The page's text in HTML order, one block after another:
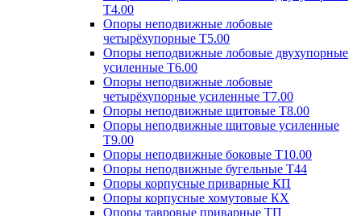
Т4.00
Опоры неподвижные лобовые
четырёхупорные Т5.00
Опоры неподвижные лобовые двухупорные
усиленные Т6.00
Опоры неподвижные лобовые
четырёхупорные усиленные Т7.00
Опоры неподвижные щитовые Т8.00
Опоры неподвижные щитовые усиленные
Т9.00
Опоры неподвижные боковые Т10.00
Опоры неподвижные бугельные Т44
Опоры корпусные приварные КП
Опоры корпусные хомутовые КХ
Опоры тавровые приварные ТП